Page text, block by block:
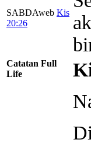
SABDAweb Kis
20:26
Catatan Full
Life